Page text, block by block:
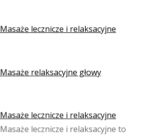
Masaże lecznicze i relaksacyjne
Masaże relaksacyjne głowy
Masaże lecznicze i relaksacyjne
Masaże lecznicze i relaksacyjne to